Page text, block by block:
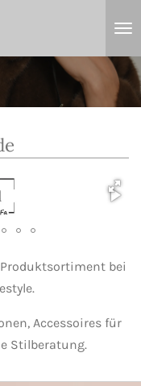
bei
Accessoires für
Stilberatung.